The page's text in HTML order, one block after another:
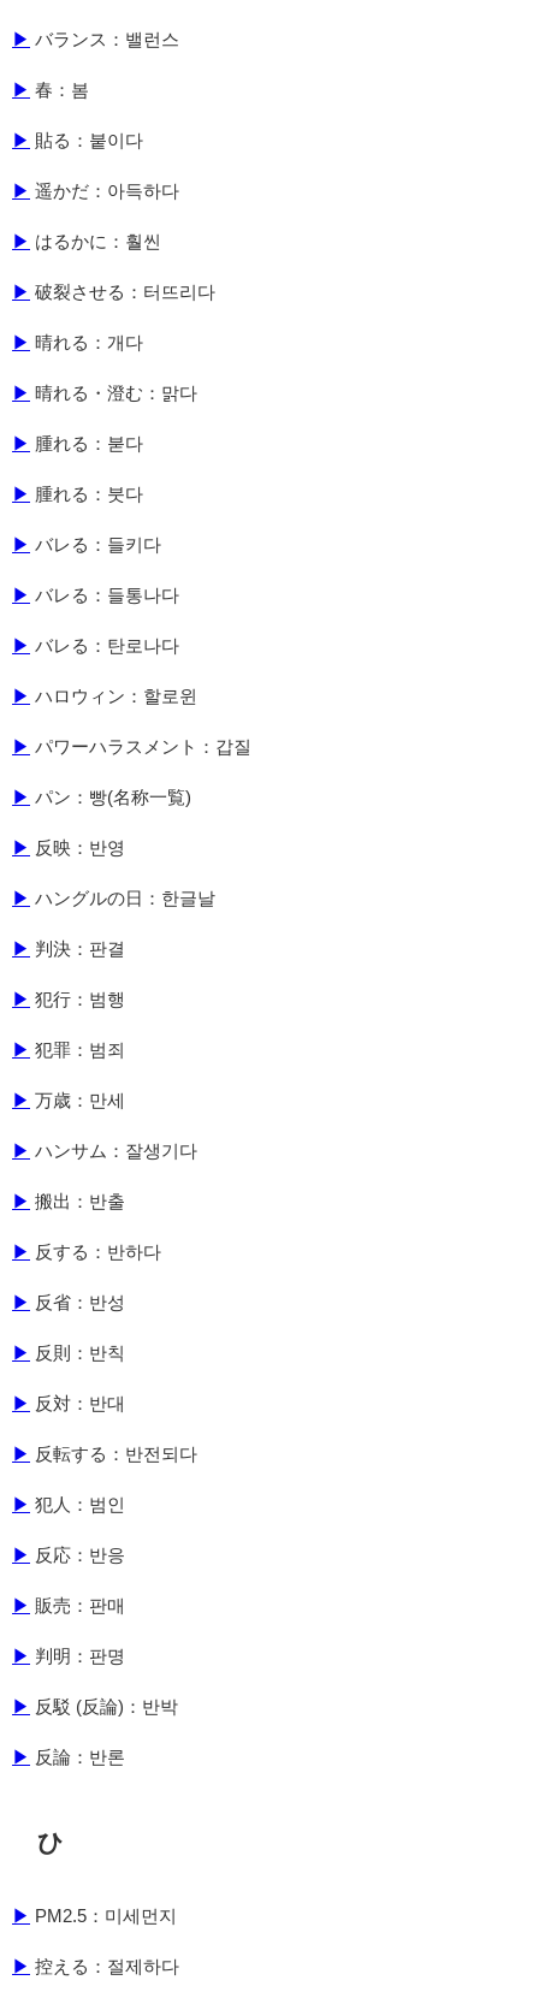
▶ バランス：밸런스
▶ 春：봄
▶ 貼る：붙이다
▶ 遥かだ：아득하다
▶ はるかに：훨씬
▶ 破裂させる：터뜨리다
▶ 晴れる：개다
▶ 晴れる・澄む：맑다
▶ 腫れる：붇다
▶ 腫れる：붓다
▶ バレる：들키다
▶ バレる：들통나다
▶ バレる：탄로나다
▶ ハロウィン：할로윈
▶ パワーハラスメント：갑질
▶ パン：빵(名称一覧)
▶ 反映：반영
▶ ハングルの日：한글날
▶ 判決：판결
▶ 犯行：범행
▶ 犯罪：범죄
▶ 万歳：만세
▶ ハンサム：잘생기다
▶ 搬出：반출
▶ 反する：반하다
▶ 反省：반성
▶ 反則：반칙
▶ 反対：반대
▶ 反転する：반전되다
▶ 犯人：범인
▶ 反応：반응
▶ 販売：판매
▶ 判明：판명
▶ 反駁 (反論)：반박
▶ 反論：반론
ひ
▶ PM2.5：미세먼지
▶ 控える：절제하다